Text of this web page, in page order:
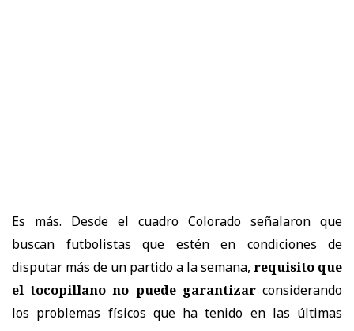
Es más. Desde el cuadro Colorado señalaron que
buscan futbolistas que estén en condiciones de
disputar más de un partido a la semana, requisito que
el tocopillano no puede garantizarconsiderando
los problemas físicos que ha tenido en las últimas